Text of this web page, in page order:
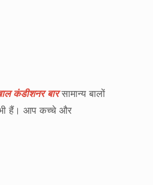
कंडीशनर बारसामान्य बालों
भी हैं। आप कच्चे और